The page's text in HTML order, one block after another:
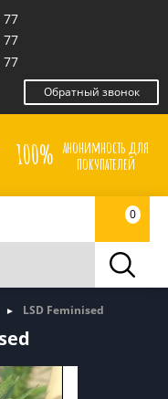
77
77
77
Обратный звонок
100% анонимность для
покупателей
0
LSD Feminised